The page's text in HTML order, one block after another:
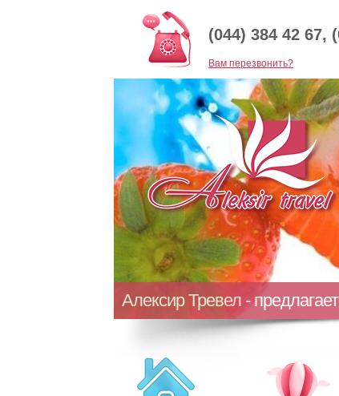
(044) 384 42 67,
Baм перезвонить?
Алексир Тревел -